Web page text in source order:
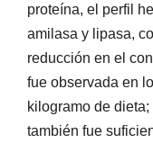
proteína, el perfil
amilasa y lipasa,
reducción en el
fue observada en
kilogramo de
también fue